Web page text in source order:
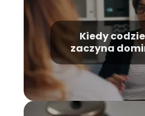
Kiedy
zaczyna
życiem i jak
w którym